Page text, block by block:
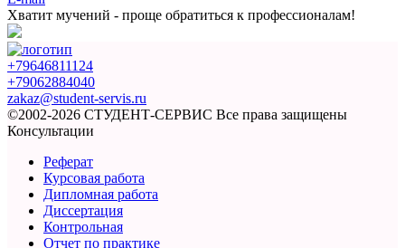
Хватит мучений - проще обратиться к профессионалам!
+79646811124
+79062884040
zakaz@student-servis.ru
©2002-2026 СТУДЕНТ-СЕРВИС Все права защищены
Консультации
Реферат
Курсовая работа
Дипломная работа
Диссертация
Контрольная
Отчет по практике